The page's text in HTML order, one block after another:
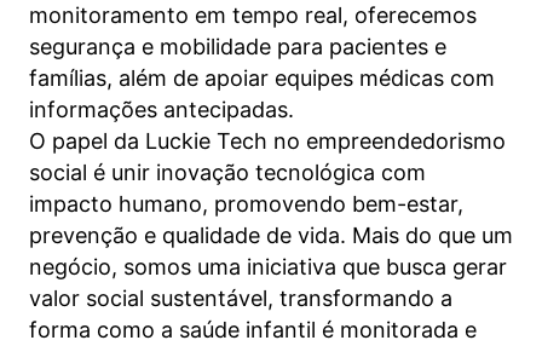
monitoramento em tempo real, oferecemos
segurança e mobilidade para pacientes e
famílias, além de apoiar equipes médicas com
informações antecipadas.
O papel da Luckie Tech no empreendedorismo
social é unir inovação tecnológica com
impacto humano, promovendo bem-estar,
prevenção e qualidade de vida. Mais do que um
negócio, somos uma iniciativa que busca gerar
valor social sustentável, transformando a
forma como a saúde infantil é monitorada e